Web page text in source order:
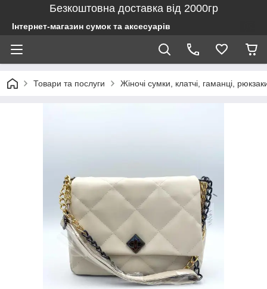
Безкоштовна доставка від 2000гр
Інтернет-магазин сумок та аксесуарів
Товари та послуги Жіночі сумки, клатчі, гаманці,